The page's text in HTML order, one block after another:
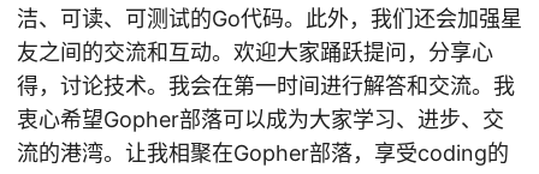
洁、可读、可测试的Go代码。此外，我们还会加强星
友之间的交流和互动。欢迎大家踊跃提问，分享心
得，讨论技术。我会在第一时间进行解答和交流。我
衷心希望Gopher部落可以成为大家学习、进步、交
流的港湾。让我相聚在Gopher部落，享受coding的